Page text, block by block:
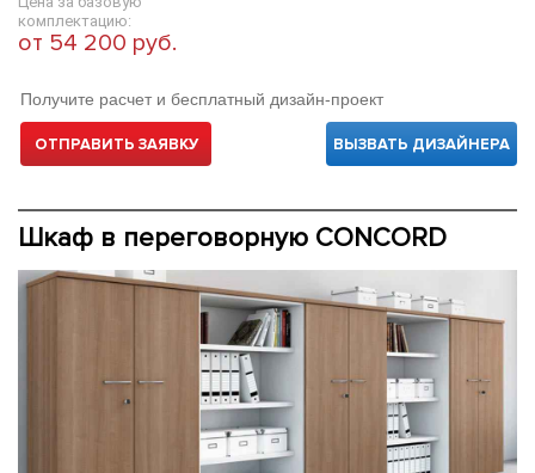
комплектацию:
от 54 200 руб.
Получите расчет и бесплатный дизайн-проект
ОТПРАВИТЬ ЗАЯВКУ ВЫЗВАТЬ ДИЗАЙНЕРА
Шкаф в переговорную CONCORD